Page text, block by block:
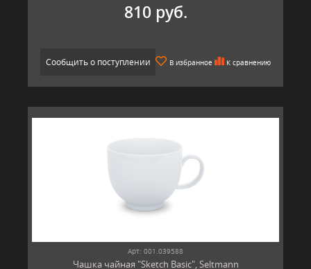
810 руб.
Сообщить о поступлении В избранное К сравнению
Арт: 001.039588
Чашка чайная "Sketch Basic", Seltmann